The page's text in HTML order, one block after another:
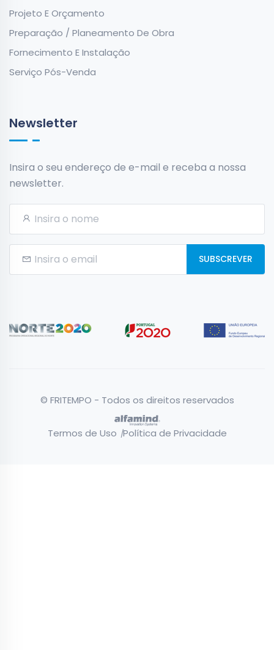
Projeto E Orçamento
Preparação / Planeamento De Obra
Fornecimento E Instalação
Serviço Pós-Venda
Newsletter
Insira o seu endereço de e-mail e receba a nossa
newsletter.
SUBSCREVER
© FRITEMPO - Todos os direitos reservados
Termos de Uso Política de Privacidade